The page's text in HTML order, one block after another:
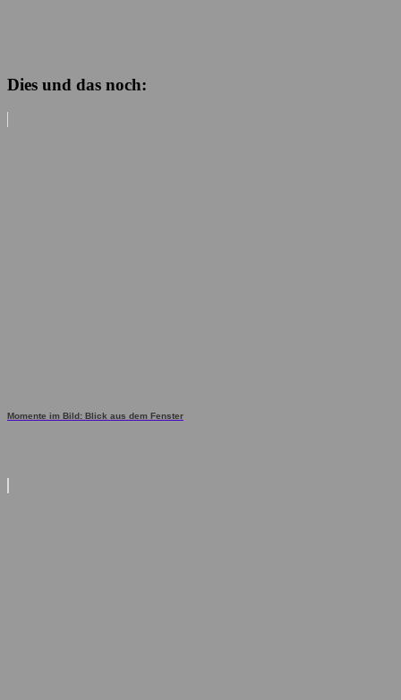
Dies und das noch:
Momente im Bild: Blick aus dem Fenster